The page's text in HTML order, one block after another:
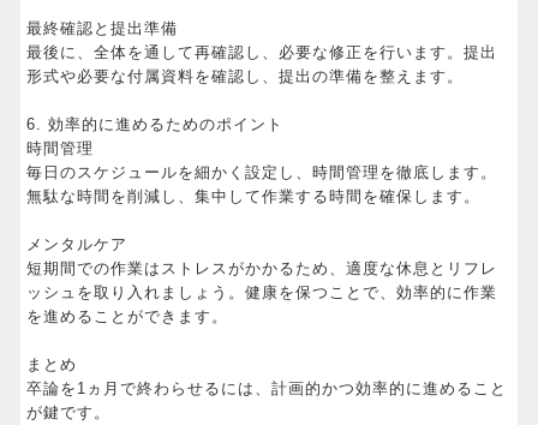
最終確認と提出準備
最後に、全体を通して再確認し、必要な修正を行います。提出
形式や必要な付属資料を確認し、提出の準備を整えます。
6. 効率的に進めるためのポイント
時間管理
毎日のスケジュールを細かく設定し、時間管理を徹底します。
無駄な時間を削減し、集中して作業する時間を確保します。
メンタルケア
短期間での作業はストレスがかかるため、適度な休息とリフレ
ッシュを取り入れましょう。健康を保つことで、効率的に作業
を進めることができます。
まとめ
卒論を1ヵ月で終わらせるには、計画的かつ効率的に進めること
が鍵です。